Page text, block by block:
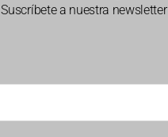
Suscríbete a nuestra newsletter